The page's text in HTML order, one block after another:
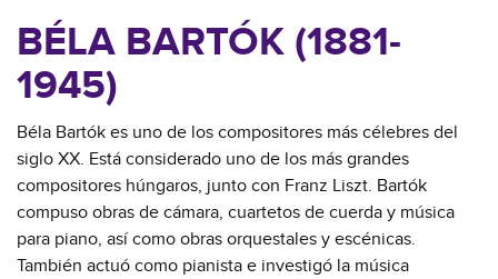
BÉLA BARTÓK (1881-
1945)
Béla Bartók es uno de los compositores más célebres del
siglo XX. Está considerado uno de los más grandes
compositores húngaros, junto con Franz Liszt. Bartók
compuso obras de cámara, cuartetos de cuerda y música
para piano, así como obras orquestales y escénicas.
También actuó como pianista e investigó la música